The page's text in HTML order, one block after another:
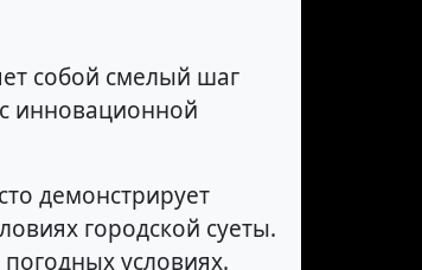
собой смелый шаг
инновационной
демонстрирует
городской суеты.
условиях.